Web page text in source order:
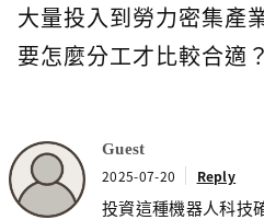
大量投入到勞力密集產
要怎麼分工才比較合適？
Guest
2025-07-20 Reply
投資這種機器人科技